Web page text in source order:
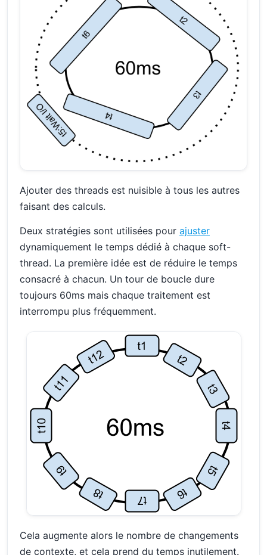
Ajouter des threads est nuisible à tous les autres
faisant des calculs.
Deux stratégies sont utilisées pour ajuster
dynamiquement le temps dédié à chaque soft-
thread. La première idée est de réduire le temps
consacré à chacun. Un tour de boucle dure
toujours 60ms mais chaque traitement est
interrompu plus fréquemment.
Cela augmente alors le nombre de changements
de contexte, et cela prend du temps inutilement.